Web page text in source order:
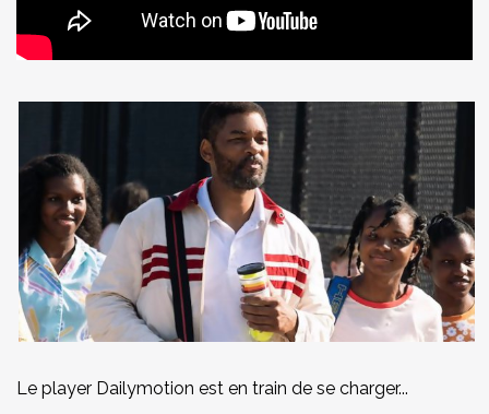
Le player Dailymotion est en train de se charger...